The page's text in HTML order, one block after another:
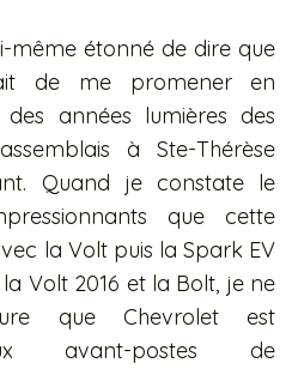
même étonné de dire que
de me promener en
années lumières des
à Ste-Thérèse
Quand je constate le
que cette
la Volt puis la Spark EV
Volt 2016 et la Bolt, je ne
que Chevrolet est
avant-postes de